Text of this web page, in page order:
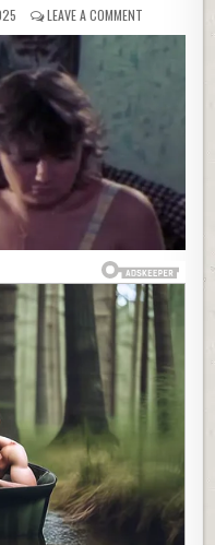
LEAVE A COMMENT
BILA
U
JUGOSLAVIJI,
MAŠTALI
DA
JE
ODVEDU
KREVET:
SAD
66-
JE
PRAVA
BOMBA